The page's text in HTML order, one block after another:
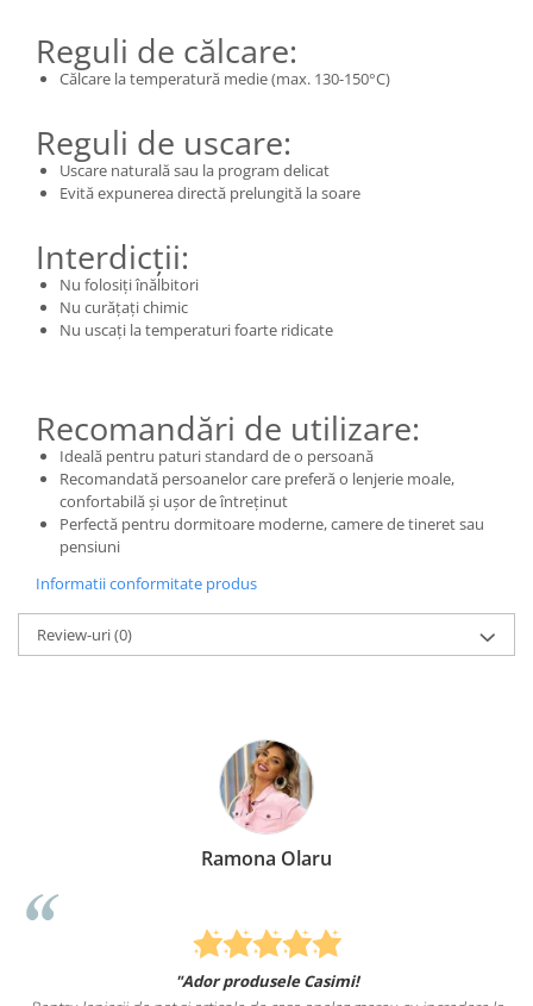
Reguli de călcare:
Călcare la temperatură medie (max. 130-150°C)
Reguli de uscare:
Uscare naturală sau la program delicat
Evită expunerea directă prelungită la soare
Interdicții:
Nu folosiți înălbitori
Nu curățați chimic
Nu uscați la temperaturi foarte ridicate
Recomandări de utilizare:
Ideală pentru paturi standard de o persoană
Recomandată persoanelor care preferă o lenjerie moale,
confortabilă și ușor de întreținut
Perfectă pentru dormitoare moderne, camere de tineret sau
pensiuni
Informatii conformitate produs
Review-uri(0)
Ramona Olaru
"Ador produsele Casimi!